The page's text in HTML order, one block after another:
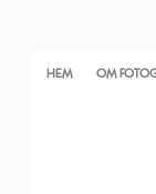
HEM OM